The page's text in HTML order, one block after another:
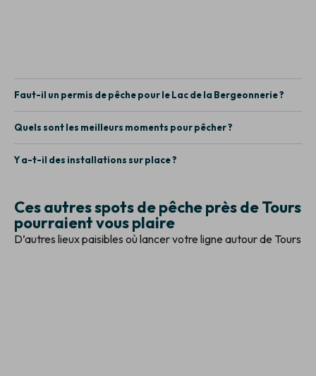
Faut-il un permis de pêche pour le Lac de la Bergeonnerie ?
Quels sont les meilleurs moments pour pêcher ?
Y a-t-il des installations sur place ?
Ces autres spots de pêche près de Tours
pourraient vous plaire
D’autres lieux paisibles où lancer votre ligne autour de Tours